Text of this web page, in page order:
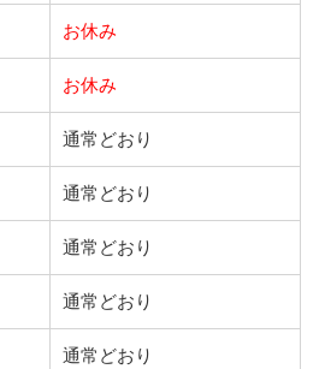
お休み
お休み
通常どおり
通常どおり
通常どおり
通常どおり
通常どおり